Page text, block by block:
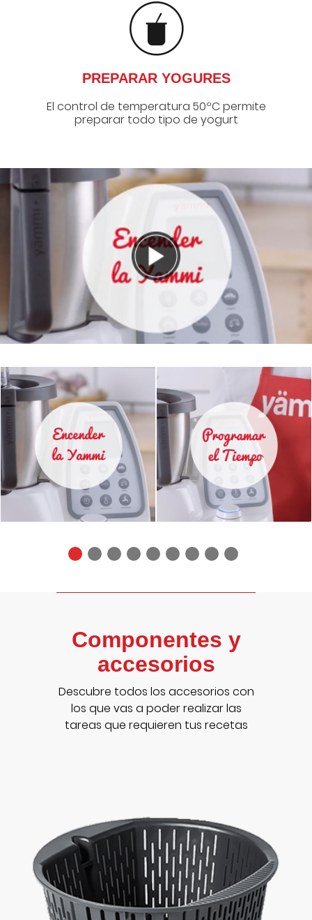
PREPARAR YOGURES
El control de temperatura 50ºC permite
preparar todo tipo de yogurt
Componentes y
accesorios
Descubre todos los accesorios con
los que vas a poder realizar las
tareas que requieren tus recetas